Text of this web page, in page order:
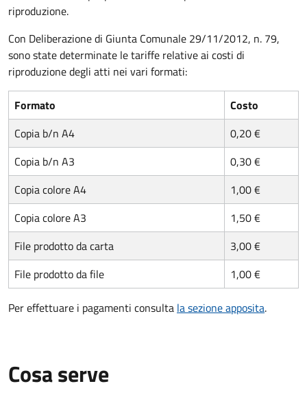
riproduzione.
Con Deliberazione di Giunta Comunale 29/11/2012, n. 79,
sono state determinate le tariffe relative ai costi di
riproduzione degli atti nei vari formati:
Formato
Costo
Copia b/n A4
0,20 €
Copia b/n A3
0,30 €
Copia colore A4
1,00 €
Copia colore A3
1,50 €
File prodotto da carta
3,00 €
File prodotto da file
1,00 €
Per effettuare i pagamenti consulta la sezione apposita.
Cosa serve